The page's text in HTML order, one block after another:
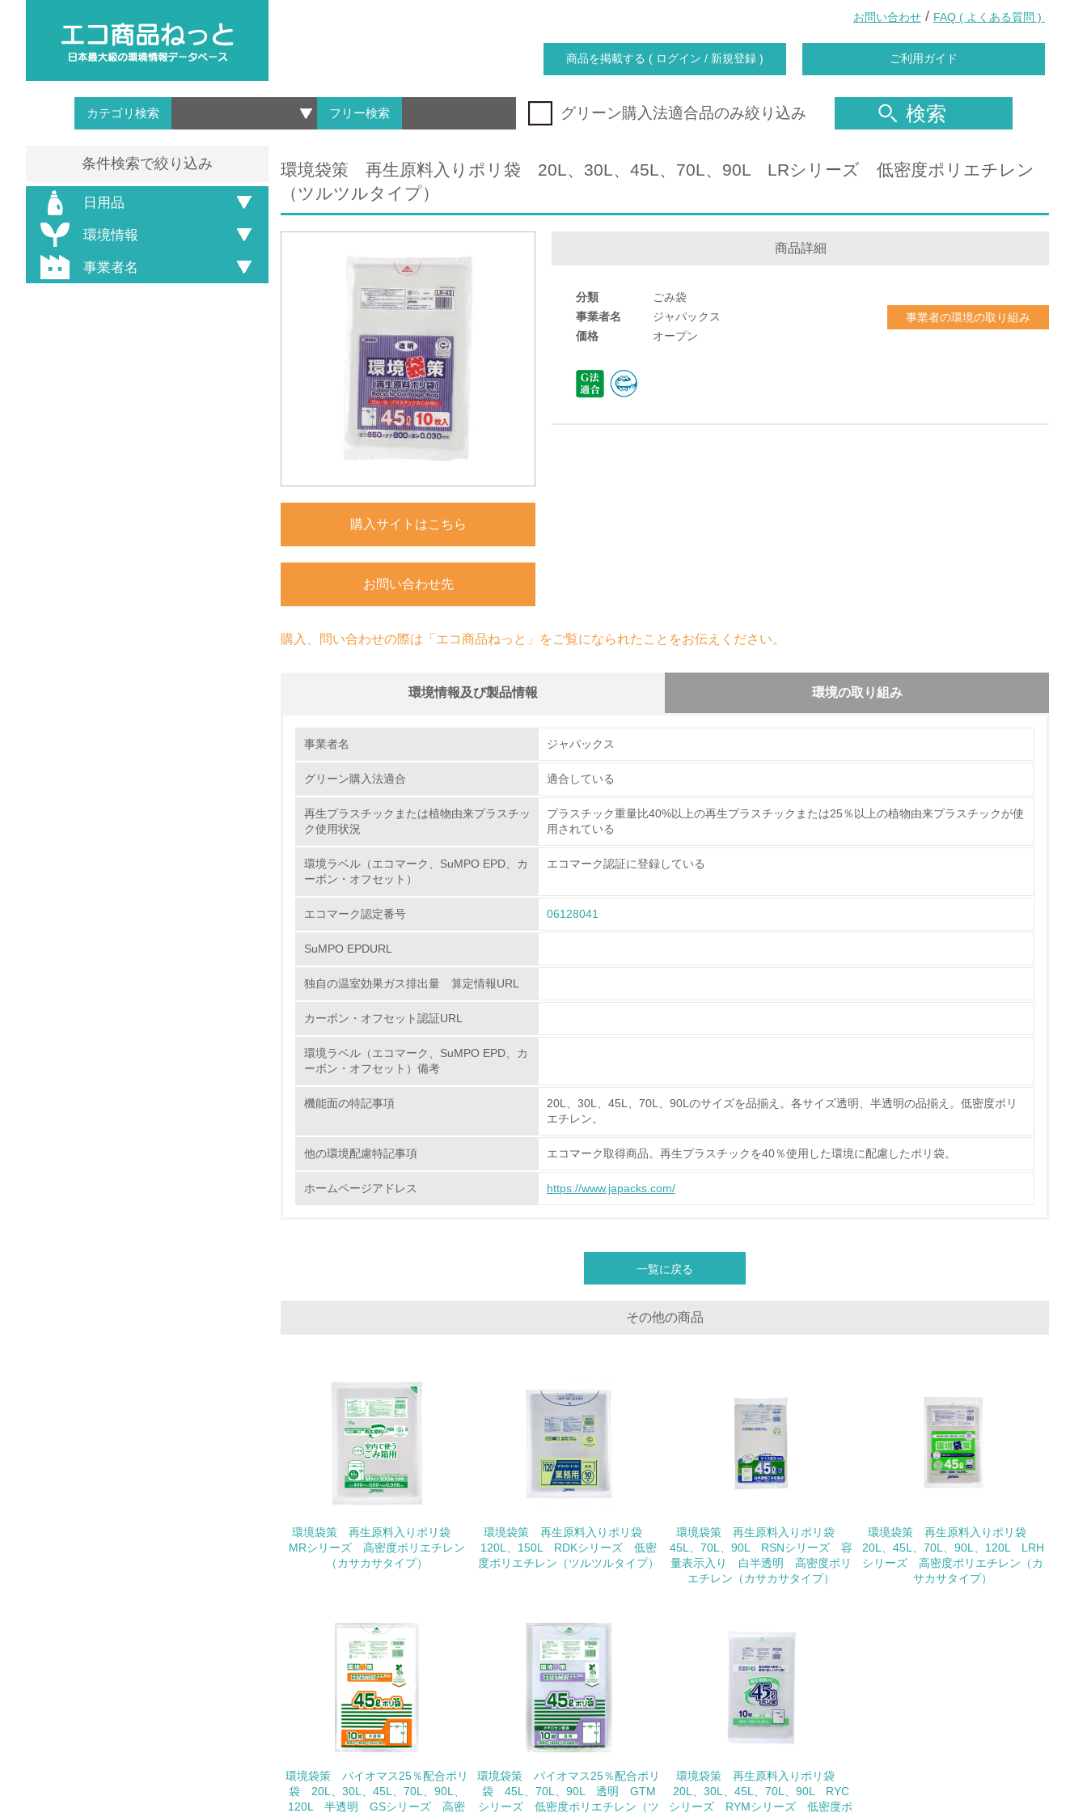
お問い合わせ / FAQ ( よくある質問 )
商品を掲載する ( ログイン / 新規登録 ) ご利用ガイド
カテゴリ検索 フリー検索 グリーン購入法適合品のみ絞り込み 検索
条件検索で絞り込み
日用品
環境情報
事業者名
環境袋策 再生原料入りポリ袋 20L、30L、45L、70L、90L LRシリーズ 低密度ポリエチレン
（ツルツルタイプ）
購入サイトはこちら
お問い合わせ先
商品詳細
分類
ごみ袋
事業者名
ジャパックス
価格
オープン
事業者の環境の取り組み
購入、問い合わせの際は「エコ商品ねっと」をご覧になられたことをお伝えください。
環境情報及び製品情報 環境の取り組み
1.環境取り組み体制
No. チェック項目 チェック
レベル1
自社に関係する主要な環境法規制を把握し、順守している
チェック項目
資源・エネルギー
10. <L2> 資源とエネルギーの使用量の把握をし、具体的な削減目標や計画を立てている
環境配慮型製品・サービスの製造・販売
11. <L1> 環境配慮型製品・サービスの製造・販売を積極的に行っている
12. <L2> 環境配慮型製品・サービスの製造・販売状況を把握し、具体的な販売目標や計画を立てている
グリーン購入
<L2> 購入している製品・サービスの量と種類を把握し、具体的な目標や計画を立てている
非該当（包装・物流を必要とする業務を行っていない）
<L1> 環境負荷ができるだけ小さい包装・梱包を行っている
16. <L2> 環境負荷ができるだけ小さい物流を行っている
事業者名 ジャパックス
グリーン購入法適合 適合している
再生プラスチックまたは植物由来プラスチッ
ク使用状況
プラスチック重量比40%以上の再生プラスチックまたは25％以上の植物由来プラスチックが使
用されている
環境ラベル（エコマーク、SuMPO EPD、カ
ーボン・オフセット）
エコマーク認証に登録している
エコマーク認定番号 06128041
SuMPO EPDURL
独自の温室効果ガス排出量 算定情報URL
カーボン・オフセット認証URL
環境ラベル（エコマーク、SuMPO EPD、カ
ーボン・オフセット）備考
機能面の特記事項
20L、30L、45L、70L、90Lのサイズを品揃え。各サイズ透明、半透明の品揃え。低密度ポリ
エチレン。
他の環境配慮特記事項 エコマーク取得商品。再生プラスチックを40％使用した環境に配慮したポリ袋。
ホームページアドレス https://www.japacks.com/
一覧に戻る
その他の商品
環境袋策 再生原料入りポリ袋
MRシリーズ 高密度ポリエチレン
（カサカサタイプ）
環境袋策 再生原料入りポリ袋
120L、150L RDKシリーズ 低密
度ポリエチレン（ツルツルタイプ）
環境袋策 再生原料入りポリ袋
45L、70L、90L RSNシリーズ 容
量表示入り 白半透明 高密度ポリ
エチレン（カサカサタイプ）
環境袋策 再生原料入りポリ袋
20L、45L、70L、90L、120L LRH
シリーズ 高密度ポリエチレン（カ
サカサタイプ）
環境袋策 バイオマス25％配合ポリ
袋 20L、30L、45L、70L、90L、
120L 半透明 GSシリーズ 高密
環境袋策 バイオマス25％配合ポリ
袋 45L、70L、90L 透明 GTM
シリーズ 低密度ポリエチレン（ツ
環境袋策 再生原料入りポリ袋
20L、30L、45L、70L、90L RYC
シリーズ RYMシリーズ 低密度ポ